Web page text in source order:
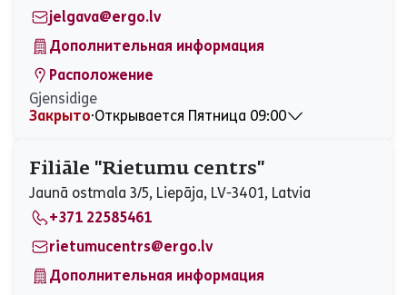
Суббота
Закрыто
Воскресенье
jelgava@ergo.lv
Дополнительная информация
Расположение
Gjensidige
Закрыто⋅Открывается Пятница 09:00
Вторник
Среда
09:00 - 17:00
Четверг
09:00 - 17:00
Пятница
09:00 - 17:00
Суббота
Закрыто
Закрыто
Filiāle ''Rietumu centrs''
Jaunā ostmala 3/5, Liepāja, LV-3401, Latvia
+371 22585461
rietumucentrs@ergo.lv
Дополнительная информация